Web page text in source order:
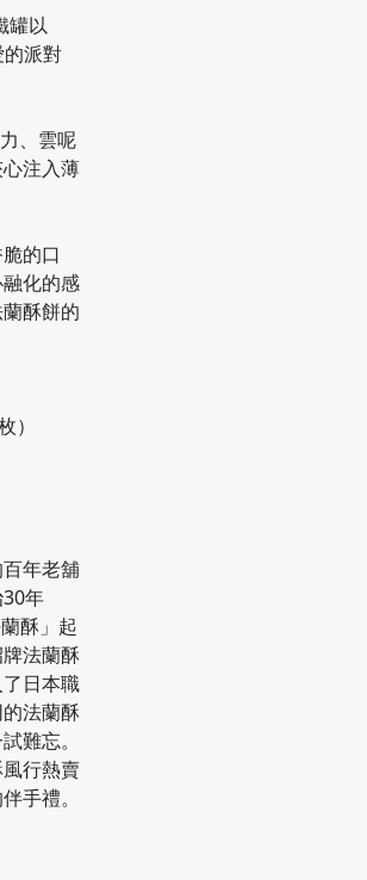
罐以
派對
、雲呢
注入薄
的口
化的感
酥餅的
）
百年老舖
年
酥」起
法蘭酥
日本職
法蘭酥
難忘。
行熱賣
手禮。